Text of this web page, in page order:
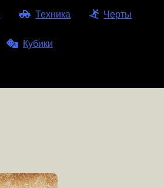
Техника Черты
Кубики